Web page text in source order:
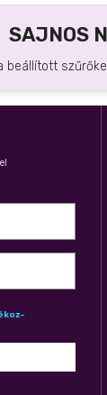
SAJNOS